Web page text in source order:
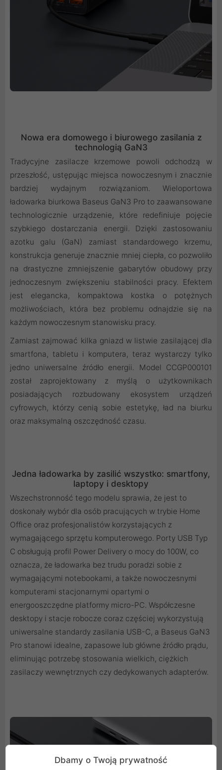
Nowa era domowego i biurowego zasilania z
technologią GaN3
Tradycyjne zasilacze krzemowe powoli odchodzą w
przeszłość, ustępując miejsca nowoczesnym i znacznie
bardziej wydajnym rozwiązaniom. Wieloportowa
ładowarka biurkowa Baseus GaN3 Pro to zaawansowane
technologicznie urządzenie, które redefiniuje pojęcie
szybkiego dostarczania energii. Dzięki zastosowaniu
azotku galu (GaN) zamiast standardowego krzemu,
konstrukcja generuje znacznie mniej ciepła, co pozwoliło
na drastyczne zmniejszenie gabarytów obudowy przy
jednoczesnym zwiększeniu stabilności pracy. Efektem
jest elegancka, kompaktowa kostka o potężnych
możliwościach, która bez problemu odnajdzie się na
każdym nowoczesnym stanowisku pracy.
Zamiast zajmować kilka gniazd w listwie zasilającej dla
smartfona, tabletu i komputera, teraz wystarczy tylko
jedno uniwersalne źródło energii. Model CCGP000101
został zaprojektowany z myślą o użytkownikach
posiadających rozbudowany ekosystem urządzeń
cyfrowych, którzy cenią sobie estetykę, ład na biurku
oraz maksymalną oszczędność czasu.
Jedna ładowarka by zasilić wszystko: smartfony,
laptopy i desktopy
Wszechstronność tego modelu sprawia, że jest to
doskonały wybór dla osób pracujących w trybie Home
Office oraz profesjonalistów korzystających z
wymagającego sprzętu komputerowego. Porty USB Typ
C obsługują profil Power Delivery o mocy do 100W, co
oznacza, że ładowarka bez trudu poradzi sobie z
wymagającymi notebookami, a także nowoczesnymi
komputerami stacjonarnymi opartymi o
energooszczędne platformy micro-PC. Współczesne
desktopy i stacje robocze coraz częściej wykorzystują
uniwersalne standardy zasilania USB-C, a Baseus GaN3
Pro stanowi idealne, zapasowe lub główne źródło prądu,
eliminując potrzebę stosowania wielkich, ciężkich
zasilaczy wewnętrznych czy dedykowanych adapterów.
Dbamy o Twoją prywatność